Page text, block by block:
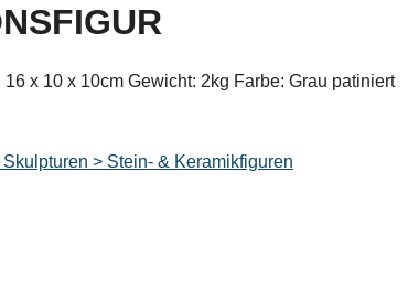
x 10 x 10cm Gewicht: 2kg Farbe: Grau patiniert
> Stein- & Keramikfiguren